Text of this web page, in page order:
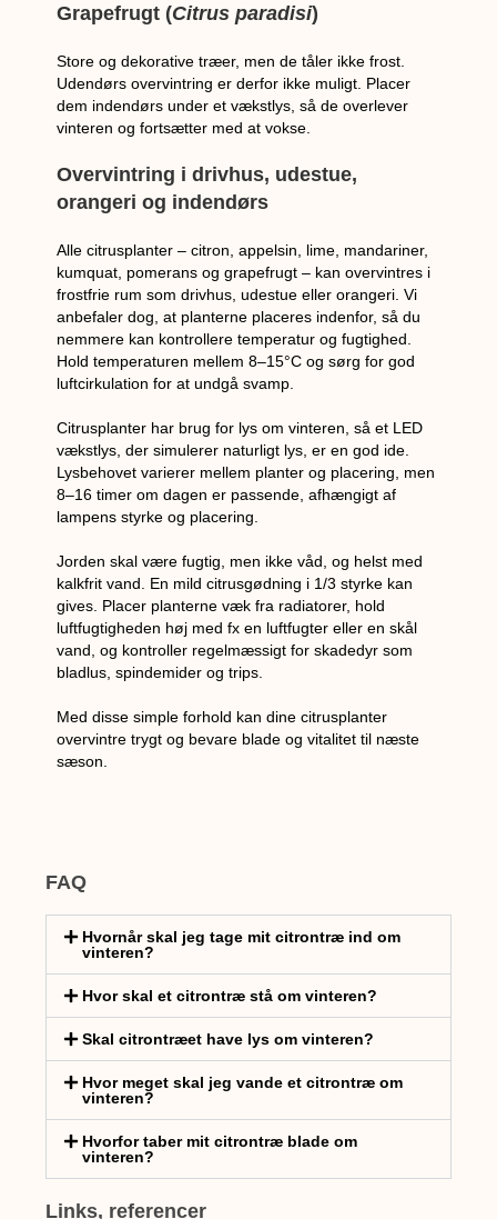
Grapefrugt (Citrus paradisi)
Store og dekorative træer, men de tåler ikke frost.
Udendørs overvintring er derfor ikke muligt. Placer
dem indendørs under et vækstlys, så de overlever
vinteren og fortsætter med at vokse.
Overvintring i drivhus, udestue,
orangeri og indendørs
Alle citrusplanter – citron, appelsin, lime, mandariner,
kumquat, pomerans og grapefrugt – kan overvintres i
frostfrie rum som drivhus, udestue eller orangeri. Vi
anbefaler dog, at planterne placeres indenfor, så du
nemmere kan kontrollere temperatur og fugtighed.
Hold temperaturen mellem 8–15°C og sørg for god
luftcirkulation for at undgå svamp.
Citrusplanter har brug for lys om vinteren, så et LED
vækstlys, der simulerer naturligt lys, er en god ide.
Lysbehovet varierer mellem planter og placering, men
8–16 timer om dagen er passende, afhængigt af
lampens styrke og placering.
Jorden skal være fugtig, men ikke våd, og helst med
kalkfrit vand. En mild citrusgødning i 1/3 styrke kan
gives. Placer planterne væk fra radiatorer, hold
luftfugtigheden høj med fx en luftfugter eller en skål
vand, og kontroller regelmæssigt for skadedyr som
bladlus, spindemider og trips.
Med disse simple forhold kan dine citrusplanter
overvintre trygt og bevare blade og vitalitet til næste
sæson.
FAQ
Hvornår skal jeg tage mit citrontræ ind om
vinteren?
Hvor skal et citrontræ stå om vinteren?
Skal citrontræet have lys om vinteren?
Hvor meget skal jeg vande et citrontræ om
vinteren?
Hvorfor taber mit citrontræ blade om
vinteren?
Links, referencer